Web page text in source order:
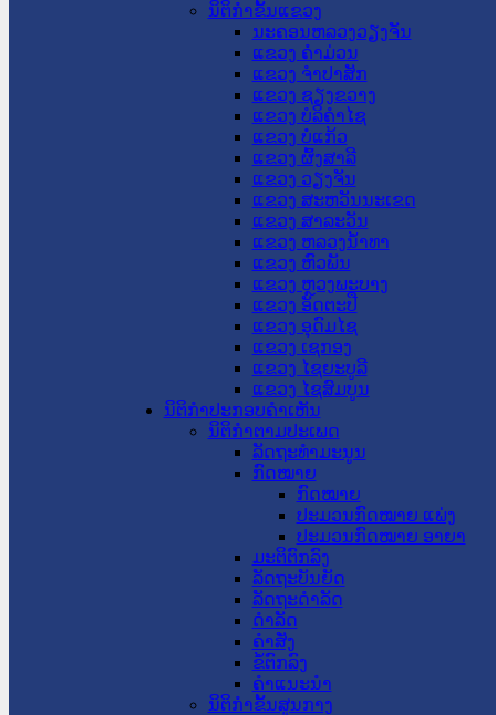
ນິຕິກໍາຂັ້ນແຂວງ
ນະ​ຄອນ​ຫລວງວຽງຈັນ
ແຂວງ ຄໍາມ່ວນ
ແຂວງ ຈໍາປາສັກ
ແຂວງ ຊຽງຂວາງ
ແຂວງ ບໍລິຄໍາໄຊ
ແຂວງ ບໍ່ແກ້ວ
ແຂວງ ຜົ້ງສາລີ
ແຂວງ ວຽງຈັນ
ແຂວງ ສະຫວັນນະເຂດ
ແຂວງ ສາລະວັນ
ແຂວງ ຫລວງນໍ້າທາ
ແຂວງ ຫົວພັນ
ແຂວງ ຫຼວງພະບາງ
ແຂວງ ອັດຕະປື
ແຂວງ ອຸດົມໄຊ
ແຂວງ ເຊກອງ
ແຂວງ ໄຊຍະບູລີ
ແຂວງ ໄຊສົມບູນ
ນິຕິກໍາປະກອບຄໍາເຫັນ
ນິຕິກໍາຕາມປະເພດ
ລັດຖະທໍາມະນູນ
ກົດໝາຍ
ກົດໝາຍ
ປະມວນກົດໝາຍ ແພ່ງ
ປະມວນກົດໝາຍ ອາຍາ
ມະຕິຕົກລົງ
ລັດຖະບັນຍັດ
ລັດຖະດໍາລັດ
ດໍາລັດ
ຄໍາສັ່ງ
ຂໍ້ຕົກລົງ
ຄໍາແນະນໍາ
ນິຕິກຳຂັ້ນສູນກາງ